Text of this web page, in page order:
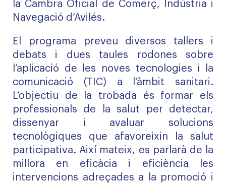
la Cambra Oficial de Comerç, Indústria i
Navegació d’Avilés.
El programa preveu diversos tallers i
debats i dues taules rodones sobre
l’aplicació de les noves tecnologies i la
comunicació (TIC) a l’àmbit sanitari.
L’objectiu de la trobada és formar els
professionals de la salut per detectar,
dissenyar i avaluar solucions
tecnològiques que afavoreixin la salut
participativa. Així mateix, es parlarà de la
millora en eficàcia i eficiència les
intervencions adreçades a la promoció i